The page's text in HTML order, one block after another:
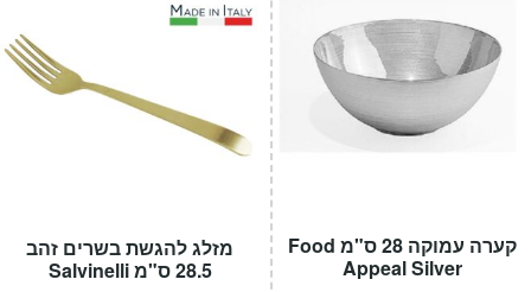
מזלג להגשת בשרים זהב
28.5 ס"מ Salvinelli
קערה עמוקה 28 ס"מ Food
Appeal Silver